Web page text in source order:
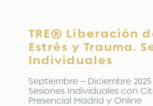
TRE® Liberación
Estrés y Trauma.
Individuales
Septiembre – Diciembre 2025
Sesiones Individuales con
Presencial Madrid y Online